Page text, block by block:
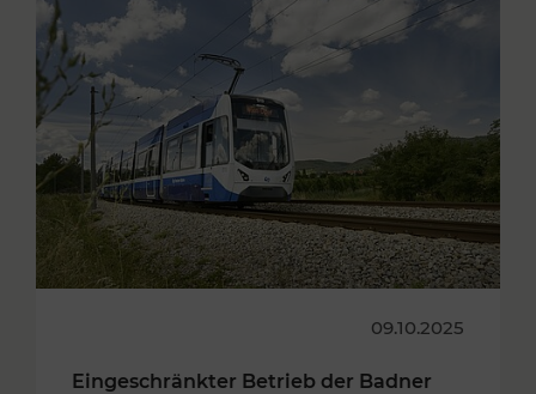
09.10.2025
Eingeschränkter Betrieb der Badner